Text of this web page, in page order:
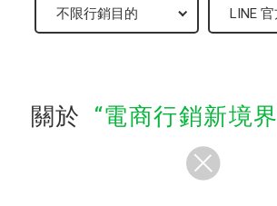
關於 電商行銷新境界